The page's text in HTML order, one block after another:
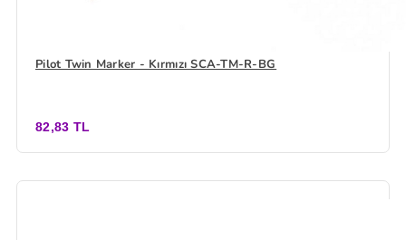
Pilot Twin Marker - Kırmızı SCA-TM-R-BG
82,83 TL